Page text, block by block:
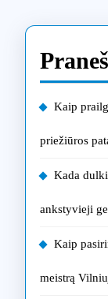
Kaip
priežiūros
Kada
ankstyvieji
Kaip
meistrą